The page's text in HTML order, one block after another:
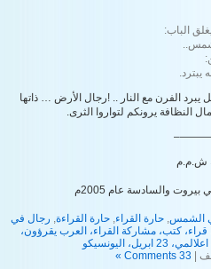
الباب:
يبترد.
الفرن مع النار .. !رجال الأرض … ذاتها
النظافة يرونكم لتواروا الثرى.
ش.م.م
الشمس,حارة القراء,حارة القراءة, رجال في
قراء، كتب، مشاركة القراء، العرب يقرؤون،
اليونسيكو
33 Comments »